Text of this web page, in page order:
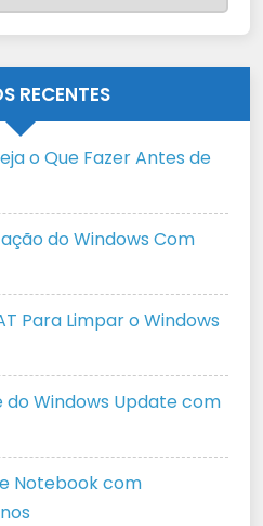
RECENTES
o Que Fazer Antes de
do Windows Com
Para Limpar o Windows
do Windows Update com
Notebook com